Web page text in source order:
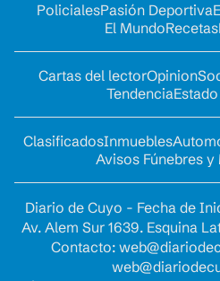
PolicialesPasión Deportiva
El MundoRecetas
Cartas del lectorOpinion
Tendencia
ClasificadosInmuebles
Avisos Fúnebres y
Diario de Cuyo - Fecha de
Av. Alem Sur 1639. Esquina
Contacto: